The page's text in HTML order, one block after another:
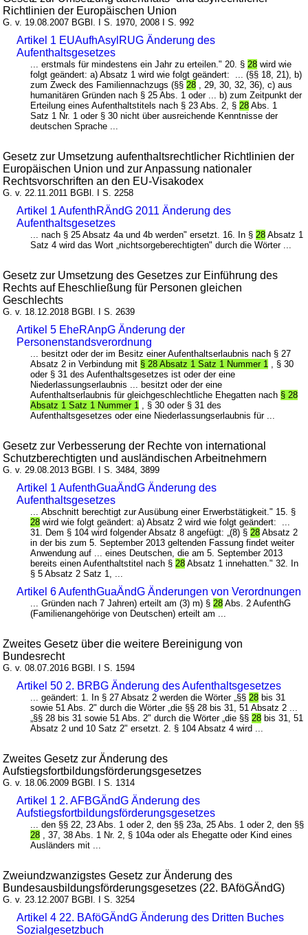
Richtlinien der Europäischen Union
G. v. 19.08.2007 BGBl. I S. 1970, 2008 I S. 992
Artikel 1 EUAufhAsylRUG Änderung des
Aufenthaltsgesetzes
... erstmals für mindestens ein Jahr zu erteilen." 20. § 28 wird wie
folgt geändert: a) Absatz 1 wird wie folgt geändert: ... (§§ 18, 21), b)
zum Zweck des Familiennachzugs (§§ 28 , 29, 30, 32, 36), c) aus
humanitären Gründen nach § 25 Abs. 1 oder ... b) zum Zeitpunkt der
Erteilung eines Aufenthaltstitels nach § 23 Abs. 2, § 28 Abs. 1
Satz 1 Nr. 1 oder § 30 nicht über ausreichende Kenntnisse der
deutschen Sprache ...
Gesetz zur Umsetzung aufenthaltsrechtlicher Richtlinien der
Europäischen Union und zur Anpassung nationaler
Rechtsvorschriften an den EU-Visakodex
G. v. 22.11.2011 BGBl. I S. 2258
Artikel 1 AufenthRÄndG 2011 Änderung des
Aufenthaltsgesetzes
... nach § 25 Absatz 4a und 4b werden" ersetzt. 16. In § 28 Absatz 1
Satz 4 wird das Wort „nichtsorgeberechtigten" durch die Wörter ...
Gesetz zur Umsetzung des Gesetzes zur Einführung des
Rechts auf Eheschließung für Personen gleichen
Geschlechts
G. v. 18.12.2018 BGBl. I S. 2639
Artikel 5 EheRAnpG Änderung der
Personenstandsverordnung
... besitzt oder der im Besitz einer Aufenthaltserlaubnis nach § 27
Absatz 2 in Verbindung mit § 28 Absatz 1 Satz 1 Nummer 1
, § 30
oder § 31 des Aufenthaltsgesetzes ist oder der eine
Niederlassungserlaubnis ... besitzt oder der eine
Aufenthaltserlaubnis für gleichgeschlechtliche Ehegatten nach § 28
Absatz 1 Satz 1 Nummer 1
, § 30 oder § 31 des
Aufenthaltsgesetzes oder eine Niederlassungserlaubnis für ...
Gesetz zur Verbesserung der Rechte von international
Schutzberechtigten und ausländischen Arbeitnehmern
G. v. 29.08.2013 BGBl. I S. 3484, 3899
Artikel 1 AufenthGuaÄndG Änderung des
Aufenthaltsgesetzes
... Abschnitt berechtigt zur Ausübung einer Erwerbstätigkeit." 15. §
28 wird wie folgt geändert: a) Absatz 2 wird wie folgt geändert: ...
31. Dem § 104 wird folgender Absatz 8 angefügt: „(8) § 28 Absatz 2
in der bis zum 5. September 2013 geltenden Fassung findet weiter
Anwendung auf ... eines Deutschen, die am 5. September 2013
bereits einen Aufenthaltstitel nach § 28 Absatz 1 innehatten." 32. In
§ 5 Absatz 2 Satz 1, ...
Artikel 6 AufenthGuaÄndG Änderungen von Verordnungen
... Gründen nach 7 Jahren) erteilt am (3) m) § 28 Abs. 2 AufenthG
(Familienangehörige von Deutschen) erteilt am ...
Zweites Gesetz über die weitere Bereinigung von
Bundesrecht
G. v. 08.07.2016 BGBl. I S. 1594
Artikel 50 2. BRBG Änderung des Aufenthaltsgesetzes
... geändert: 1. In § 27 Absatz 2 werden die Wörter „§§ 28 bis 31
sowie 51 Abs. 2" durch die Wörter „die §§ 28 bis 31, 51 Absatz 2 ...
„§§ 28 bis 31 sowie 51 Abs. 2" durch die Wörter „die §§ 28 bis 31, 51
Absatz 2 und 10 Satz 2" ersetzt. 2. § 104 Absatz 4 wird ...
Zweites Gesetz zur Änderung des
Aufstiegsfortbildungsförderungsgesetzes
G. v. 18.06.2009 BGBl. I S. 1314
Artikel 1 2. AFBGÄndG Änderung des
Aufstiegsfortbildungsförderungsgesetzes
... den §§ 22, 23 Abs. 1 oder 2, den §§ 23a, 25 Abs. 1 oder 2, den §§
28 , 37, 38 Abs. 1 Nr. 2, § 104a oder als Ehegatte oder Kind eines
Ausländers mit ...
Zweiundzwanzigstes Gesetz zur Änderung des
Bundesausbildungsförderungsgesetzes (22. BAföGÄndG)
G. v. 23.12.2007 BGBl. I S. 3254
Artikel 4 22. BAföGÄndG Änderung des Dritten Buches
Sozialgesetzbuch